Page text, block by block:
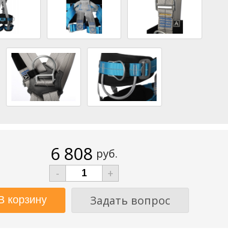
6 808 руб.
-
+
Задать вопрос